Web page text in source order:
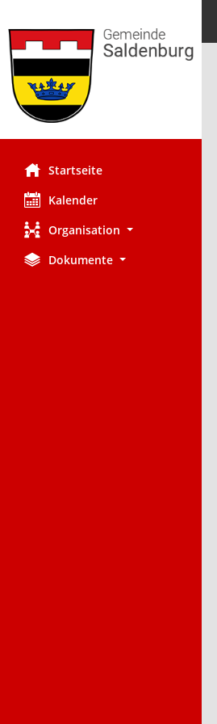
Startseite
Kalender
Organisation
Dokumente